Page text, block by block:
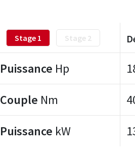
Stage 1 Stage 2
Puissance Hp
Couple Nm
Puissance kW